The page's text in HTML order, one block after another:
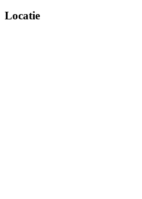
Locatie